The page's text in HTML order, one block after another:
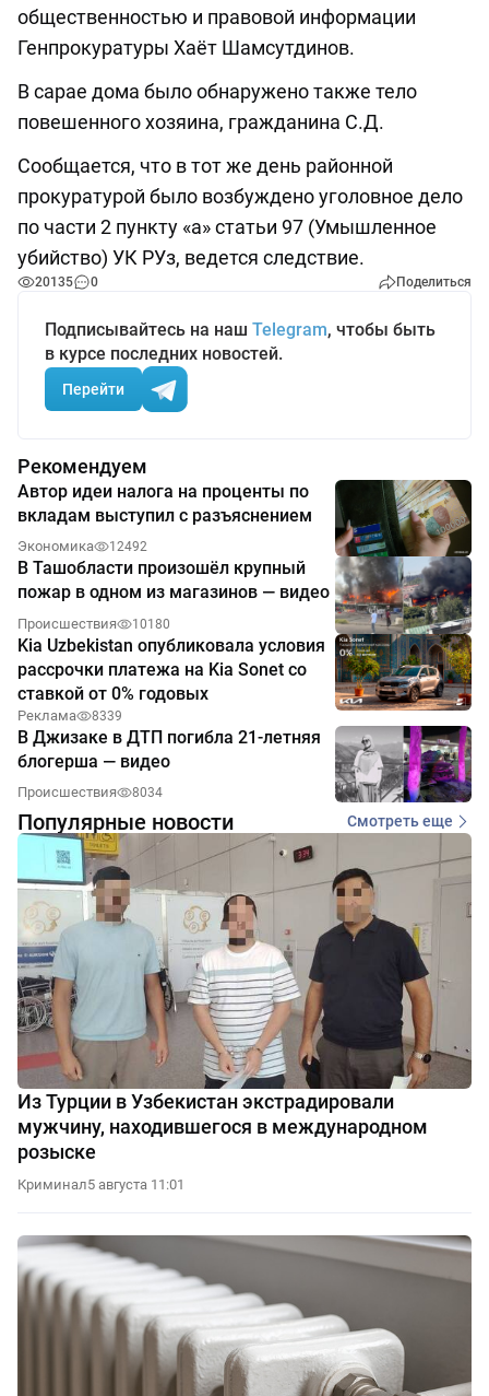
общественностью и правовой информации
Генпрокуратуры Хаёт Шамсутдинов.
В сарае дома было обнаружено также тело
повешенного хозяина, гражданина С.Д.
Сообщается, что в тот же день районной
прокуратурой было возбуждено уголовное дело
по части 2 пункту «а» статьи 97 (Умышленное
убийство) УК РУз, ведется следствие.
20135 0 Поделиться
Подписывайтесь на наш Telegram, чтобы быть
в курсе последних новостей.
Перейти
Рекомендуем
Автор идеи налога на проценты по
вкладам выступил с разъяснением
Экономика 12492
В Ташобласти произошёл крупный
пожар в одном из магазинов — видео
Происшествия 10180
Kia Uzbekistan опубликовала условия
рассрочки платежа на Kia Sonet со
ставкой от 0% годовых
Реклама 8339
В Джизаке в ДТП погибла 21-летняя
блогерша — видео
Происшествия 8034
Популярные новости Смотреть еще
Из Турции в Узбекистан экстрадировали
мужчину, находившегося в международном
розыске
Криминал5 августа 11:01